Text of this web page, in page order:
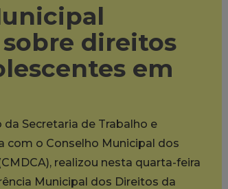
direitos
em
Secretaria de Trabalho e
com o Conselho Municipal dos
realizou nesta quarta-feira
Municipal dos Direitos da